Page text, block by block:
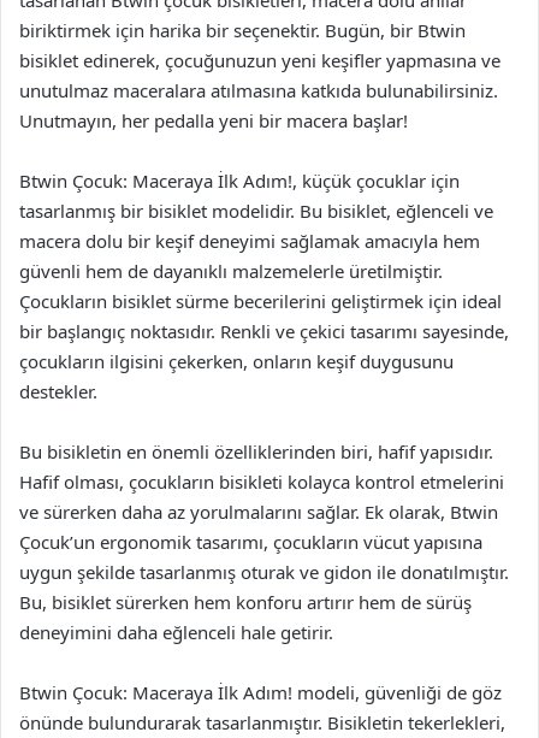
biriktirmek için harika bir seçenektir. Bugün, bir Btwin
bisiklet edinerek, çocuğunuzun yeni keşifler yapmasına ve
unutulmaz maceralara atılmasına katkıda bulunabilirsiniz.
Unutmayın, her pedalla yeni bir macera başlar!
Btwin Çocuk: Maceraya İlk Adım!, küçük çocuklar için
tasarlanmış bir bisiklet modelidir. Bu bisiklet, eğlenceli ve
macera dolu bir keşif deneyimi sağlamak amacıyla hem
güvenli hem de dayanıklı malzemelerle üretilmiştir.
Çocukların bisiklet sürme becerilerini geliştirmek için ideal
bir başlangıç noktasıdır. Renkli ve çekici tasarımı sayesinde,
çocukların ilgisini çekerken, onların keşif duygusunu
destekler.
Bu bisikletin en önemli özelliklerinden biri, hafif yapısıdır.
Hafif olması, çocukların bisikleti kolayca kontrol etmelerini
ve sürerken daha az yorulmalarını sağlar. Ek olarak, Btwin
Çocuk’un ergonomik tasarımı, çocukların vücut yapısına
uygun şekilde tasarlanmış oturak ve gidon ile donatılmıştır.
Bu, bisiklet sürerken hem konforu artırır hem de sürüş
deneyimini daha eğlenceli hale getirir.
Btwin Çocuk: Maceraya İlk Adım! modeli, güvenliği de göz
önünde bulundurarak tasarlanmıştır. Bisikletin tekerlekleri,